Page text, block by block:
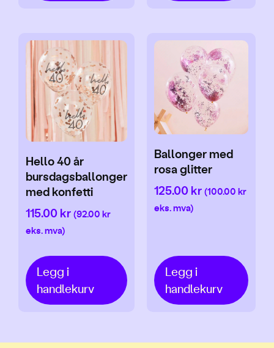
Hello 40 år
bursdagsballonger
med konfetti
115.00 kr (92.00 kr
eks. mva)
Legg i
handlekurv
Ballonger med
rosa glitter
125.00 kr (100.00 kr
eks. mva)
Legg i
handlekurv